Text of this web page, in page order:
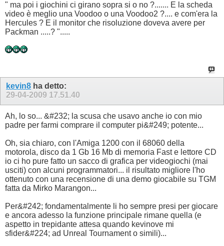
" ma poi i giochini ci girano sopra si o no ?....... E la scheda
video è meglio una Voodoo o una Voodoo2 ?.... e com'era la
Hercules ? E il monitor che risoluzione doveva avere per
Packman .....? ".....
kevin8 ha detto:
29-04-2009 17.51.40
Ah, lo so... &#232; la scusa che usavo anche io con mio
padre per farmi comprare il computer pi&#249; potente...
Oh, sia chiaro, con l'Amiga 1200 con il 68060 della
motorola, disco da 1 Gb 16 Mb di memoria Fast e lettore CD
io ci ho pure fatto un sacco di grafica per videogiochi (mai
usciti) con alcuni programmatori... il risultato migliore l'ho
ottenuto con una recensione di una demo giocabile su TGM
fatta da Mirko Marangon...
Per&#242; fondamentalmente li ho sempre presi per giocare
e ancora adesso la funzione principale rimane quella (e
aspetto in trepidante attesa quando kevinove mi
sfider&#224; ad Unreal Tournament o simili)...